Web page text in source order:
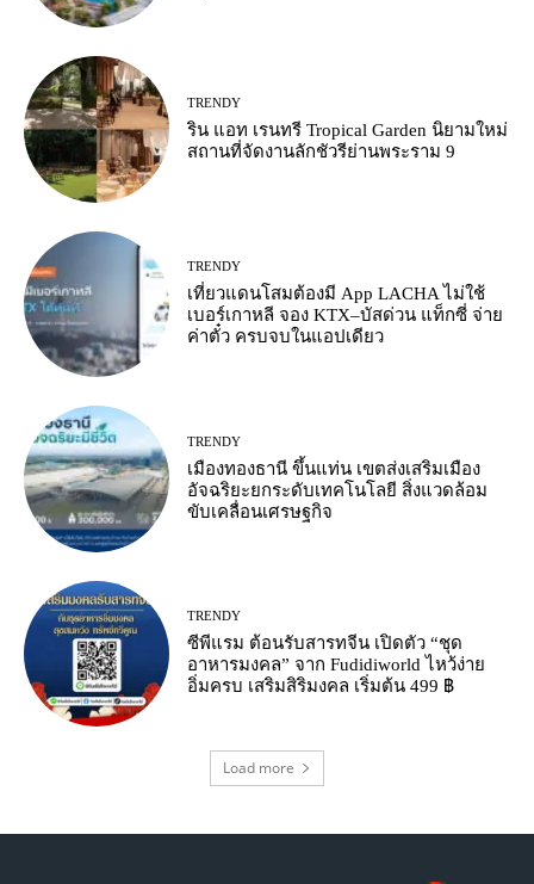
TRENDY
ริน แอท เรนทรี Tropical Garden นิยามใหม่
สถานที่จัดงานลักชัวรีย่านพระราม 9
TRENDY
เที่ยวแดนโสมต้องมี App LACHA ไม่ใช้
เบอร์เกาหลี จอง KTX–บัสด่วน แท็กซี่ จ่าย
ค่าตั๋ว ครบจบในแอปเดียว
TRENDY
เมืองทองธานี ขึ้นแท่น เขตส่งเสริมเมือง
อัจฉริยะยกระดับเทคโนโลยี สิ่งแวดล้อม
ขับเคลื่อนเศรษฐกิจ
TRENDY
ซีพีแรม ต้อนรับสารทจีน เปิดตัว “ชุด
อาหารมงคล” จาก Fudidiworld ไหว้ง่าย
อิ่มครบ เสริมสิริมงคล เริ่มต้น 499 ฿
Load more